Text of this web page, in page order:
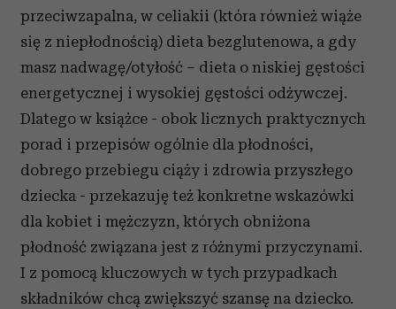
przeciwzapalna, w celiakii (która również wiąże
się z niepłodnością) dieta bezglutenowa, a gdy
masz nadwagę/otyłość – dieta o niskiej gęstości
energetycznej i wysokiej gęstości odżywczej.
Dlatego w książce - obok licznych praktycznych
porad i przepisów ogólnie dla płodności,
dobrego przebiegu ciąży i zdrowia przyszłego
dziecka - przekazuję też konkretne wskazówki
dla kobiet i mężczyzn, których obniżona
płodność związana jest z różnymi przyczynami.
I z pomocą kluczowych w tych przypadkach
składników chcą zwiększyć szansę na dziecko.